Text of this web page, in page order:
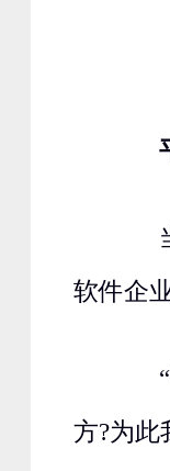
平
当
软件企
“平
方?为此